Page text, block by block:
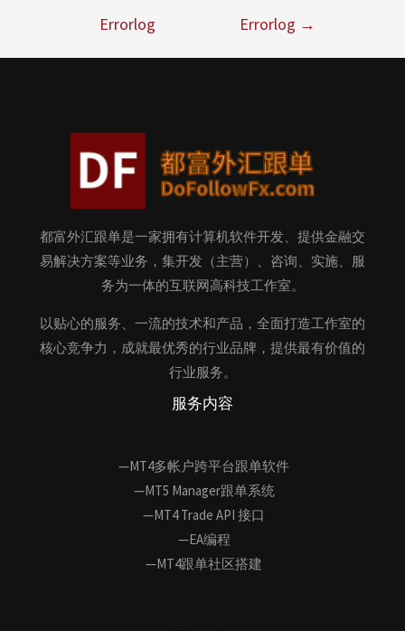
Errorlog
Errorlog →
都富外汇跟单是一家拥有计算机软件开发、提供金融交
易解决方案等业务，集开发（主营）、咨询、实施、服
务为一体的互联网高科技工作室。
以贴心的服务、一流的技术和产品，全面打造工作室的
核心竞争力，成就最优秀的行业品牌，提供最有价值的
行业服务。
服务内容
—MT4多帐户跨平台跟单软件
—MT5 Manager跟单系统
—MT4 Trade API 接口
—EA编程
—MT4跟单社区搭建